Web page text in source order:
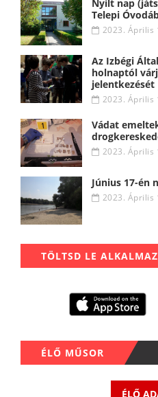
Nyílt nap
Telepi
2023. Április
Az Izbégi
holnaptól
jelentkezését
2023. Április
Vádat
2023. Április
Június 17-én
2023. Április
TÖLTSD LE
ÉLŐ MŰSOR
ÉLŐ